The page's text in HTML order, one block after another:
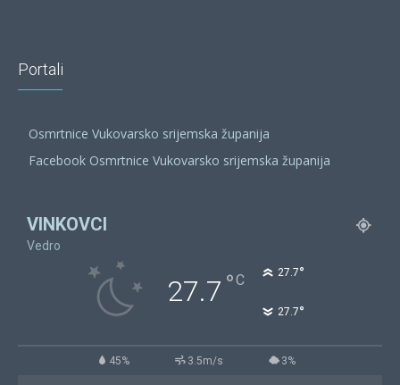
Portali
Osmrtnice Vukovarsko srijemska županija
Facebook Osmrtnice Vukovarsko srijemska županija
VINKOVCI
Vedro
27.7 °C 27.7°
27.7°
45% 3.5m/s 3%